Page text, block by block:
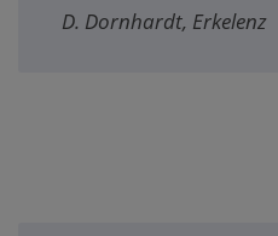
D. Dornhardt, Erkelenz